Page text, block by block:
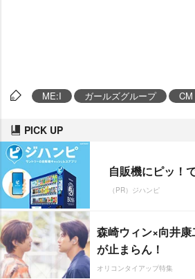
ME:I ガールズグループ CM
PICK UP
自販機にピッ！
（PR）ジハンピ
森崎ウィン×向井
が止まらん！
オリコンタイアップ特集